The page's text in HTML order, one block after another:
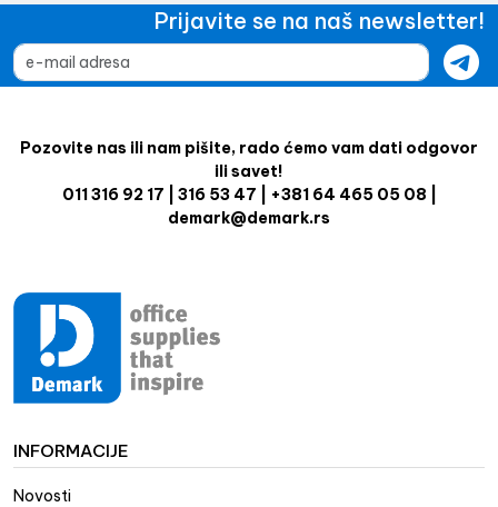
Prijavite se na naš newsletter!
Pozovite nas ili nam pišite, rado ćemo vam dati odgovor
ili savet!
011 316 92 17 | 316 53 47 | +381 64 465 05 08 |
demark@demark.rs
INFORMACIJE
Novosti